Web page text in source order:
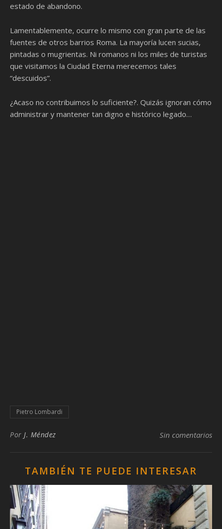
estado de abandono.
Lamentablemente, ocurre lo mismo con gran parte de las
fuentes de otros barrios Roma. La mayoría lucen sucias,
pintadas o mugrientas. Ni romanos ni los miles de turistas
que visitamos la Ciudad Eterna merecemos tales
“descuidos”.
¿Acaso no contribuimos lo suficiente?. Quizás ignoran cómo
administrar y mantener tan digno e histórico legado…
Pietro Lombardi
Por J. Méndez Sin comentarios
TAMBIÉN TE PUEDE INTERESAR